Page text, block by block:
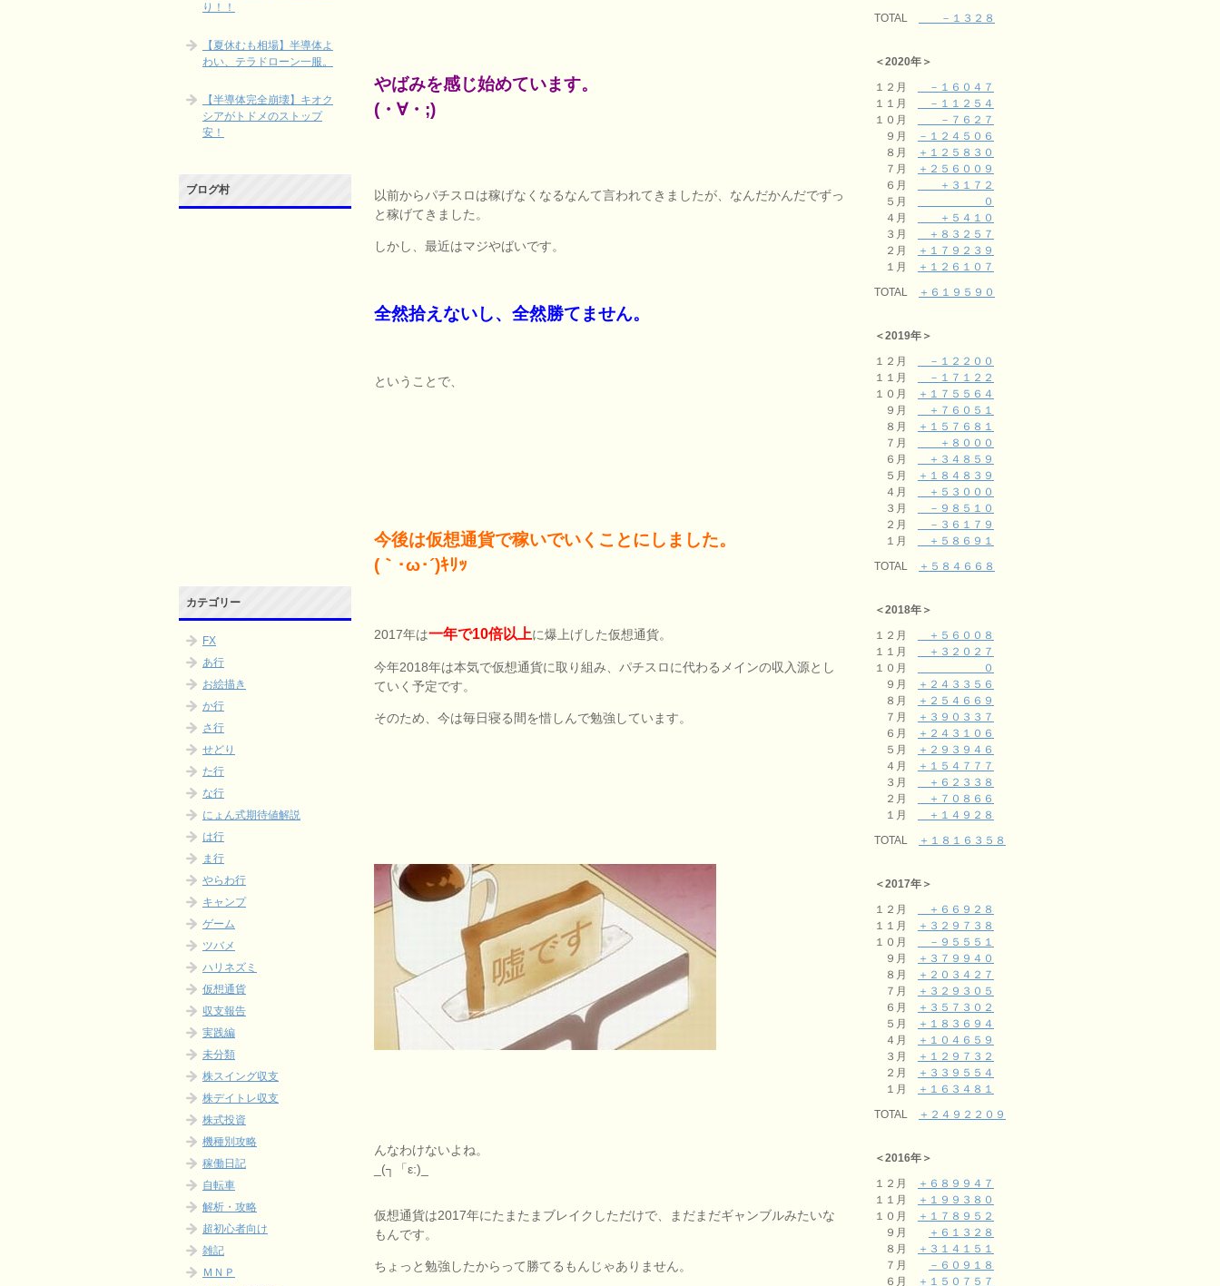
やばみを感じ始めています。
(・∀・;)
以前からパチスロは稼げなくなるなんて言われてきましたが、なんだかんだでずっ
と稼げてきました。
しかし、最近はマジやばいです。
全然拾えないし、全然勝てません。
ということで、
今後は仮想通貨で稼いでいくことにしました。
(｀･ω･´)ｷﾘｯ
2017年は一年で10倍以上に爆上げした仮想通貨。
今年2018年は本気で仮想通貨に取り組み、パチスロに代わるメインの収入源とし
ていく予定です。
そのため、今は毎日寝る間を惜しんで勉強しています。
んなわけないよね。
_(┐「ε:)_
仮想通貨は2017年にたまたまブレイクしただけで、まだまだギャンブルみたいな
もんです。
ちょっと勉強したからって勝てるもんじゃありません。
り！！
【夏休むも相場】半導体よ
わい、テラドローン一服。
【半導体完全崩壊】キオク
シアがトドメのストップ
安！
ブログ村
カテゴリー
FX
あ行
お絵描き
か行
さ行
せどり
た行
な行
にょん式期待値解説
は行
ま行
やらわ行
キャンプ
ゲーム
ツバメ
ハリネズミ
仮想通貨
収支報告
実践編
未分類
株スイング収支
株デイトレ収支
株式投資
機種別攻略
稼働日記
自転車
解析・攻略
超初心者向け
雑記
ＭＮＰ
TOTAL
－１３２８
＜2020年＞
１２月
－１６０４７
１１月
－１１２５４
１０月
－７６２７
９月
－１２４５０６
８月
＋１２５８３０
７月
＋２５６００９
６月
＋３１７２
５月
０
４月
＋５４１０
３月
＋８３２５７
２月
＋１７９２３９
１月
＋１２６１０７
TOTAL
＋６１９５９０
＜2019年＞
１２月
－１２２００
１１月
－１７１２２
１０月
＋１７５５６４
９月
＋７６０５１
８月
＋１５７６８１
７月
＋８０００
６月
＋３４８５９
５月
＋１８４８３９
４月
＋５３０００
３月
－９８５１０
２月
－３６１７９
１月
＋５８６９１
TOTAL
＋５８４６６８
＜2018年＞
１２月
＋５６００８
１１月
＋３２０２７
１０月
０
９月
＋２４３３５６
８月
＋２５４６６９
７月
＋３９０３３７
６月
＋２４３１０６
５月
＋２９３９４６
４月
＋１５４７７７
３月
＋６２３３８
２月
＋７０８６６
１月
＋１４９２８
TOTAL
＋１８１６３５８
＜2017年＞
１２月
＋６６９２８
１１月
＋３２９７３８
１０月
－９５５５１
９月
＋３７９９４０
８月
＋２０３４２７
７月
＋３２９３０５
６月
＋３５７３０２
５月
＋１８３６９４
４月
＋１０４６５９
３月
＋１２９７３２
２月
＋３３９５５４
１月
＋１６３４８１
TOTAL
＋２４９２２０９
＜2016年＞
１２月
＋６８９９４７
１１月
＋１９９３８０
１０月
＋１７８９５２
９月
＋６１３２８
８月
＋３１４１５１
７月
－６０９１８
６月
＋１５０７５７